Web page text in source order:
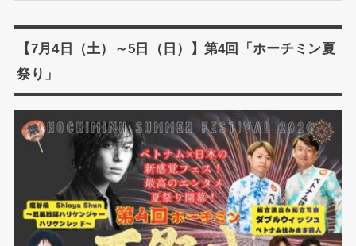
【7月4日（土）～5日（日）】第4回「ホーチミン夏
祭り」